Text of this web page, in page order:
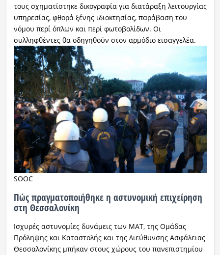
τους σχηματίστηκε δικογραφία για διατάραξη λειτουργίας
υπηρεσίας, φθορά ξένης ιδιοκτησίας, παράβαση του
νόμου περί όπλων και περί φωτοβολίδων. Οι
συλληφθέντες θα οδηγηθούν στον αρμόδιο εισαγγελέα.
SOOC
Πώς πραγματοποιήθηκε η αστυνομική επιχείρηση
στη Θεσσαλονίκη
Ισχυρές αστυνομίες δυνάμεις των ΜΑΤ, της Ομάδας
Πρόληψης και Καταστολής και της Διεύθυνσης Ασφάλειας
Θεσσαλονίκης μπήκαν στους χώρους του πανεπιστημίου